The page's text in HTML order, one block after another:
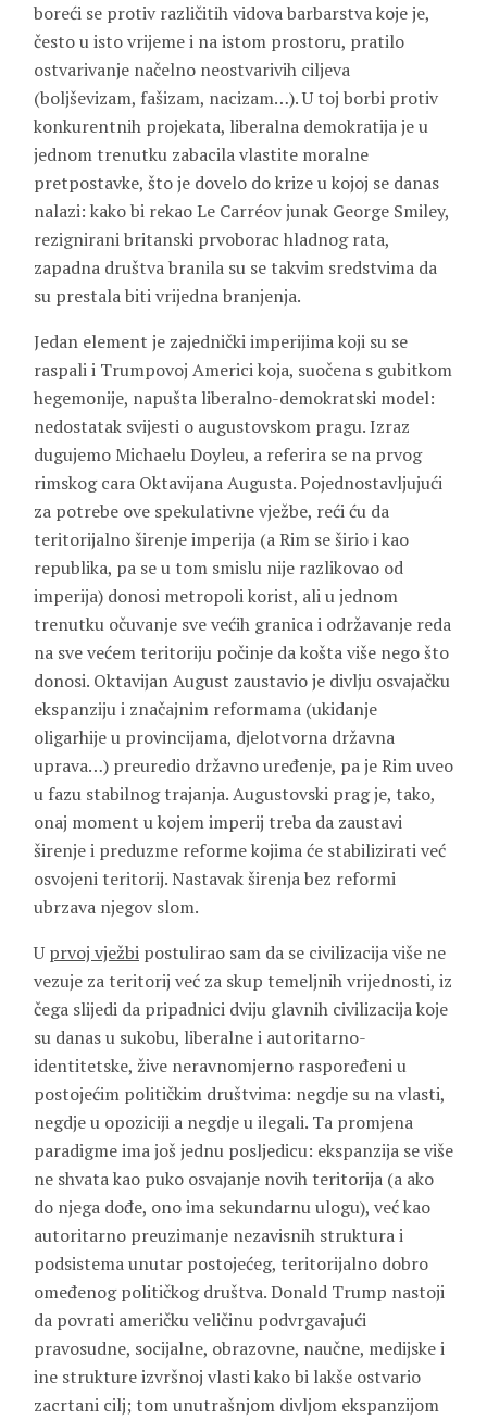
boreći se protiv različitih vidova barbarstva koje je,
često u isto vrijeme i na istom prostoru, pratilo
ostvarivanje načelno neostvarivih ciljeva
(boljševizam, fašizam, nacizam…). U toj borbi protiv
konkurentnih projekata, liberalna demokratija je u
jednom trenutku zabacila vlastite moralne
pretpostavke, što je dovelo do krize u kojoj se danas
nalazi: kako bi rekao Le Carréov junak George Smiley,
rezignirani britanski prvoborac hladnog rata,
zapadna društva branila su se takvim sredstvima da
su prestala biti vrijedna branjenja.
Jedan element je zajednički imperijima koji su se
raspali i Trumpovoj Americi koja, suočena s gubitkom
hegemonije, napušta liberalno-demokratski model:
nedostatak svijesti o augustovskom pragu. Izraz
dugujemo Michaelu Doyleu, a referira se na prvog
rimskog cara Oktavijana Augusta. Pojednostavljujući
za potrebe ove spekulativne vježbe, reći ću da
teritorijalno širenje imperija (a Rim se širio i kao
republika, pa se u tom smislu nije razlikovao od
imperija) donosi metropoli korist, ali u jednom
trenutku očuvanje sve većih granica i održavanje reda
na sve većem teritoriju počinje da košta više nego što
donosi. Oktavijan August zaustavio je divlju osvajačku
ekspanziju i značajnim reformama (ukidanje
oligarhije u provincijama, djelotvorna državna
uprava…) preuredio državno uređenje, pa je Rim uveo
u fazu stabilnog trajanja. Augustovski prag je, tako,
onaj moment u kojem imperij treba da zaustavi
širenje i preduzme reforme kojima će stabilizirati već
osvojeni teritorij. Nastavak širenja bez reformi
ubrzava njegov slom.
U prvoj vježbi postulirao sam da se civilizacija više ne
vezuje za teritorij već za skup temeljnih vrijednosti, iz
čega slijedi da pripadnici dviju glavnih civilizacija koje
su danas u sukobu, liberalne i autoritarno-
identitetske, žive neravnomjerno raspoređeni u
postojećim političkim društvima: negdje su na vlasti,
negdje u opoziciji a negdje u ilegali. Ta promjena
paradigme ima još jednu posljedicu: ekspanzija se više
ne shvata kao puko osvajanje novih teritorija (a ako
do njega dođe, ono ima sekundarnu ulogu), već kao
autoritarno preuzimanje nezavisnih struktura i
podsistema unutar postojećeg, teritorijalno dobro
omeđenog političkog društva. Donald Trump nastoji
da povrati američku veličinu podvrgavajući
pravosudne, socijalne, obrazovne, naučne, medijske i
ine strukture izvršnoj vlasti kako bi lakše ostvario
zacrtani cilj; tom unutrašnjom divljom ekspanzijom